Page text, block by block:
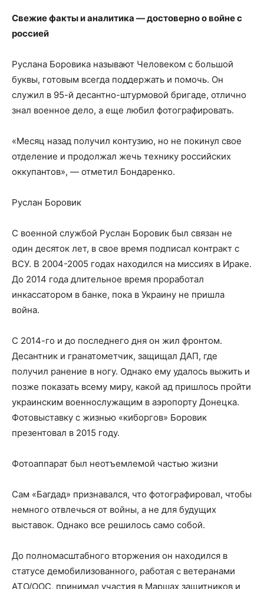
Свежие факты и аналитика — достоверно о войне с
россией
Руслана Боровика называют Человеком с большой
буквы, готовым всегда поддержать и помочь. Он
служил в 95-й десантно-штурмовой бригаде, отлично
знал военное дело, а еще любил фотографировать.
«Месяц назад получил контузию, но не покинул свое
отделение и продолжал жечь технику российских
оккупантов», — отметил Бондаренко.
Руслан Боровик
С военной службой Руслан Боровик был связан не
один десяток лет, в свое время подписал контракт с
ВСУ. В 2004-2005 годах находился на миссиях в Ираке.
До 2014 года длительное время проработал
инкассатором в банке, пока в Украину не пришла
война.
С 2014-го и до последнего дня он жил фронтом.
Десантник и гранатометчик, защищал ДАП, где
получил ранение в ногу. Однако ему удалось выжить и
позже показать всему миру, какой ад пришлось пройти
украинским военнослужащим в аэропорту Донецка.
Фотовыставку с жизнью «киборгов» Боровик
презентовал в 2015 году.
Фотоаппарат был неотъемлемой частью жизни
Сам «Багдад» признавался, что фотографировал, чтобы
немного отвлечься от войны, а не для будущих
выставок. Однако все решилось само собой.
До полномасштабного вторжения он находился в
статусе демобилизованного, работая с ветеранами
АТО/ООС, принимал участия в Маршах защитников и